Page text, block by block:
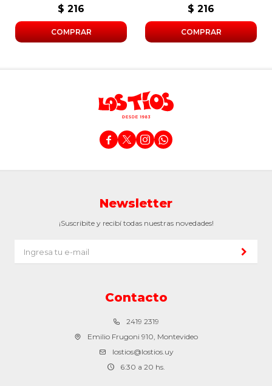
$ 216 $ 216
   
Contacto
2419 2319
Emilio Frugoni 910, Montevideo
lostios@lostios.uy
6:30 a 20 hs.
Newsletter
¡Suscribite y recibí todas nuestras novedades!